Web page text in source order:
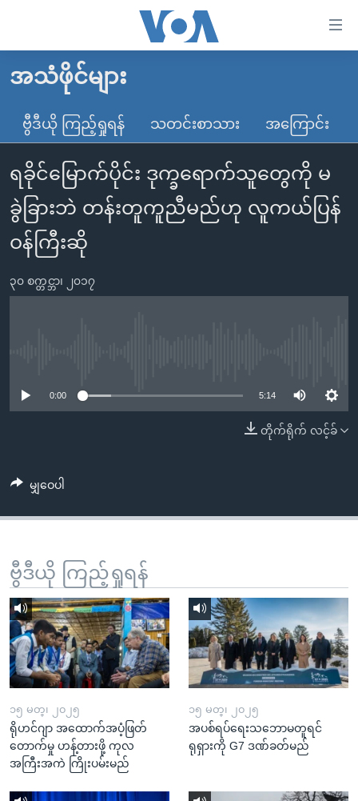
လွယ်ကူ
သည့်
Link
များ
ပင်မ
အကြောင်းအရာ
ကျော်
ကြည့်
ရှာဖွေ
နေရာ
သို့
ကျော်
ရန်
မူလစာမျက်နှာ
မြန်မာ
ကမ္ဘာ့သတင်းများ
နိုင်ငံတကာ
အမေရိကန်
တရုတ်
အစ္စရေး-ပါလက်စတိုင်း
ဗွီဒီယို
သတင်းလွတ်လပ်ခွင့်
ရပ်ဝန်းတခု လမ်းတခု အလွန်
အင်္ဂလိပ်စာလေ့လာမယ်
အမေရိကန်သုံးအီဒီယံ
အပတ်စဉ်ကဏ္ဍများ
အသံဖိုင်များ
ဗွီဒီယို ကြည့်ရှုရန် သတင်းစာသား အကြောင်း
ရခိုင်မြောက်ပိုင်း ဒုက္ခရောက်သူတွေကို မ
ခွဲခြားဘဲ တန်းတူကူညီမည်ဟု လူကယ်ပြန်
ဝန်ကြီးဆို
၃၀ စက္တင္ဘာ၊ ၂၀၁၇
0:00 5:14
တိုက်ရိုက် လင့်ခ်
မျှဝေပါ
ဗွီဒီယို ကြည့်ရှုရန်
၁၅ မတ္၊ ၂၀၂၅
ရိုဟင်ဂျာ အထောက်အပံ့ဖြတ်
တောက်မှု ဟန့်တားဖို့ ကုလ
အကြီးအကဲ ကြိုးပမ်းမည်
၁၅ မတ္၊ ၂၀၂၅
အပစ်ရပ်ရေးသဘောမတူရင်
ရုရှားကို G7 ဒဏ်ခတ်မည်